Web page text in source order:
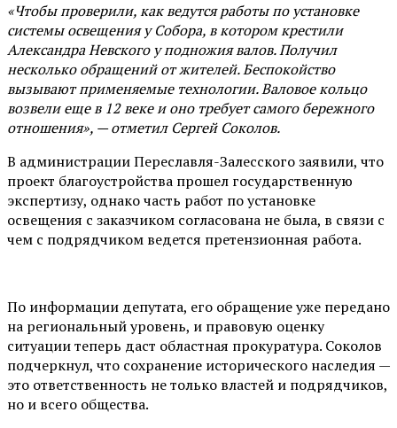
«Чтобы проверили, как ведутся работы по установке
системы освещения у Собора, в котором крестили
Александра Невского у подножия валов. Получил
несколько обращений от жителей. Беспокойство
вызывают применяемые технологии. Валовое кольцо
возвели еще в 12 веке и оно требует самого бережного
отношения», — отметил Сергей Соколов.
В администрации Переславля-Залесского заявили, что
проект благоустройства прошел государственную
экспертизу, однако часть работ по установке
освещения с заказчиком согласована не была, в связи с
чем с подрядчиком ведется претензионная работа.
По информации депутата, его обращение уже передано
на региональный уровень, и правовую оценку
ситуации теперь даст областная прокуратура. Соколов
подчеркнул, что сохранение исторического наследия —
это ответственность не только властей и подрядчиков,
но и всего общества.